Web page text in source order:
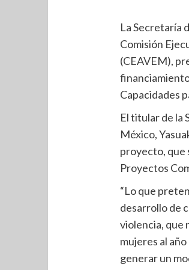
La Secretaría
Comisión
(CEAVEM),
Capacidades
El titular de la
México,
proyecto, que
Proyectos
“Lo que
desarrollo de
violencia, que
mujeres al
generar un